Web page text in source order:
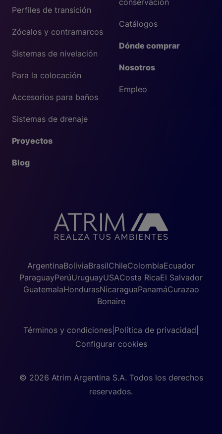
Catálogos
Dónde comprar
Nosotros
Empleo
Perfiles de transición
Zócalos y contramarcos
Sistemas de nivelación
Para la colocación
Accesorios para baños
Sistemas de drenaje
Proyectos
Blog
ArgentinaBoliviaBrasilChileColombiaEcuador
ParaguayPerúUruguayUSACosta RicaEl Salvador
GuatemalaHondurasNicaraguaPanamáCurazao
Bonaire
Términos y condiciones Política de privacidad
Configurar cookies
© 2026 Atrim Argentina S.A. Todos los derechos
reservados.